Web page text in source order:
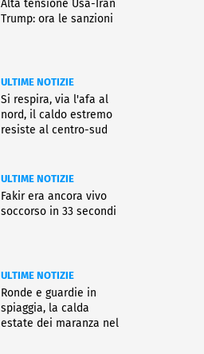
Alta tensione Usa-Iran
Trump: ora le sanzioni
ULTIME NOTIZIE
Si respira, via l'afa al
nord, il caldo estremo
resiste al centro-sud
ULTIME NOTIZIE
Fakir era ancora vivo
soccorso in 33 secondi
ULTIME NOTIZIE
Ronde e guardie in
spiaggia, la calda
estate dei maranza nel